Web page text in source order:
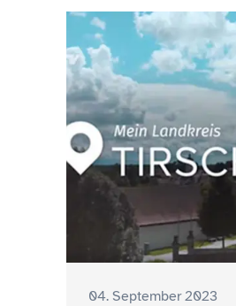
04. September 2023